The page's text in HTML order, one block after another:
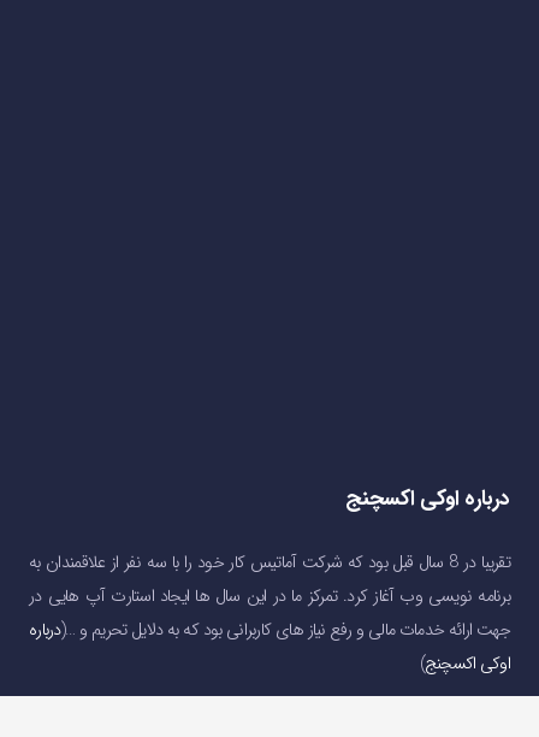
درباره اوکی اکسچنج
تقریبا در 8 سال قبل بود که شرکت آماتیس کار خود را با سه نفر از علاقمندان به
برنامه نویسی وب آغاز کرد. تمرکز ما در این سال ها ایجاد استارت آپ هایی در
جهت ارائه خدمات مالی و رفع نیاز های کاربرانی بود که به دلایل تحریم و …(درباره
اوکی اکسچنج)